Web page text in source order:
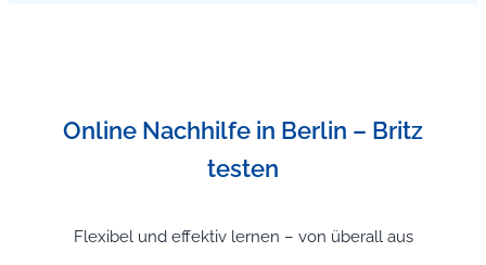
Online Nachhilfe in Berlin – Britz
testen
Flexibel und effektiv lernen – von überall aus